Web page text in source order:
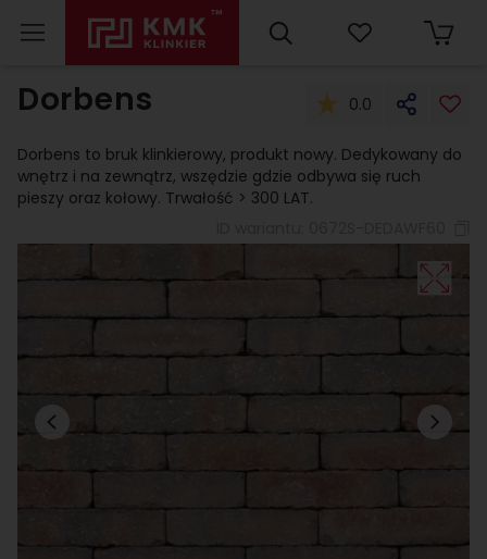
Dorbens 0.0
Dorbens to bruk klinkierowy, produkt nowy. Dedykowany do
wnętrz i na zewnątrz, wszędzie gdzie odbywa się ruch
pieszy oraz kołowy. Trwałość > 300 LAT.